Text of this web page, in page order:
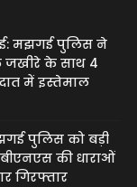
मझगई पुलिस ने
जखीरे के साथ 4
में इस्तेमाल
पुलिस को बड़ी
की धाराओं
गिरफ्तार